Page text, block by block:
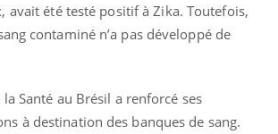
avait été testé positif à Zika. Toutefois,
contaminé n’a pas développé de
Santé au Brésil a renforcé ses
à destination des banques de sang.